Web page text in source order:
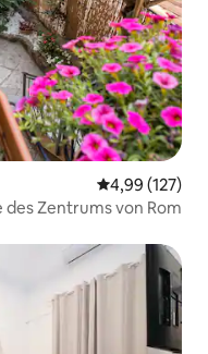
4,99 (127)
Zentrums von Rom